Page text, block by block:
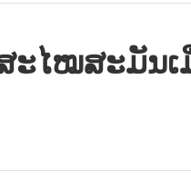
ະ​ໄໝ​ສະ​ມັນ​